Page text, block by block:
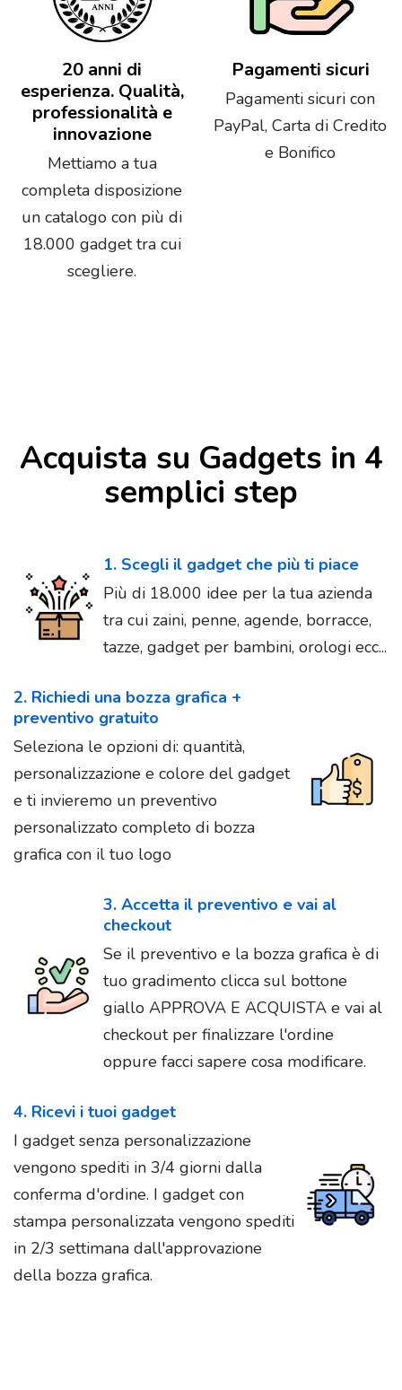
20 anni di
esperienza. Qualità,
professionalità e
innovazione
Mettiamo a tua
completa disposizione
un catalogo con più di
18.000 gadget tra cui
scegliere.
Pagamenti sicuri
Pagamenti sicuri con
PayPal, Carta di Credito
e Bonifico
Acquista su Gadgets in 4
semplici step
1. Scegli il gadget che più ti piace
Più di 18.000 idee per la tua azienda
tra cui zaini, penne, agende, borracce,
tazze, gadget per bambini, orologi ecc...
2. Richiedi una bozza grafica +
preventivo gratuito
Seleziona le opzioni di: quantità,
personalizzazione e colore del gadget
e ti invieremo un preventivo
personalizzato completo di bozza
grafica con il tuo logo
3. Accetta il preventivo e vai al
checkout
Se il preventivo e la bozza grafica è di
tuo gradimento clicca sul bottone
giallo APPROVA E ACQUISTA e vai al
checkout per finalizzare l'ordine
oppure facci sapere cosa modificare.
4. Ricevi i tuoi gadget
I gadget senza personalizzazione
vengono spediti in 3/4 giorni dalla
conferma d'ordine. I gadget con
stampa personalizzata vengono spediti
in 2/3 settimana dall'approvazione
della bozza grafica.